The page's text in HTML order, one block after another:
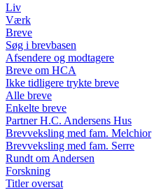
Liv
Værk
Breve
Søg i brevbasen
Afsendere og modtagere
Breve om HCA
Ikke tidligere trykte breve
Alle breve
Enkelte breve
Partner H.C. Andersens Hus
Brevveksling med fam. Melchior
Brevveksling med fam. Serre
Rundt om Andersen
Forskning
Titler oversat